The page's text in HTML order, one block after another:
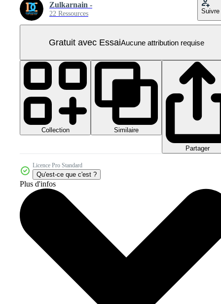
Zulkarnain -
22 Ressources Suivre
Gratuit avec EssaiAucune attribution requise
Collection Similaire
Partager
Licence Pro Standard
Qu'est-ce que c'est ?
Plus d'infos